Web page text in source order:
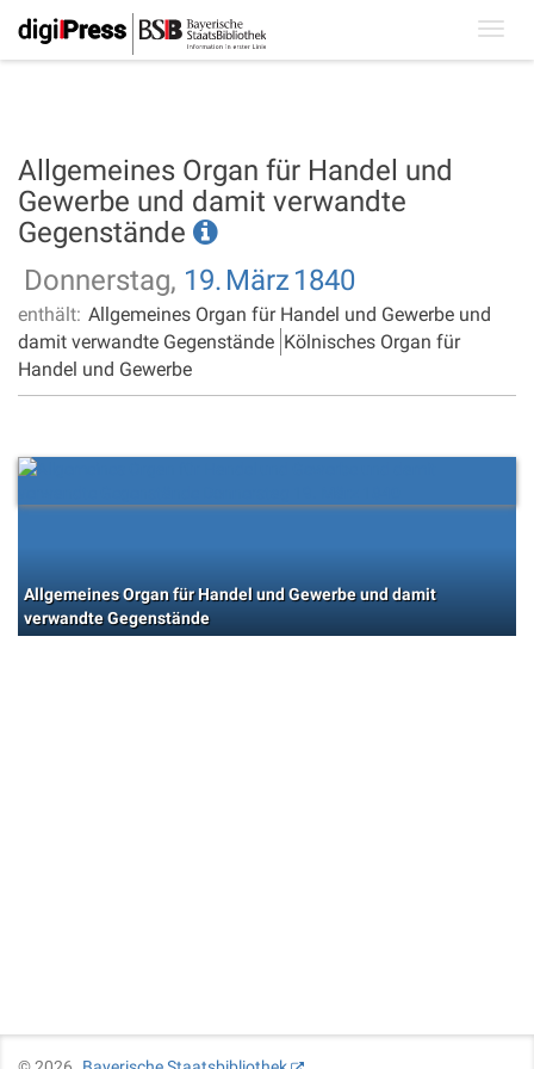
Allgemeines Organ für Handel und
Gewerbe und damit verwandte
Gegenstände
Donnerstag, 19. März 1840
enthält: Allgemeines Organ für Handel und Gewerbe und
damit verwandte Gegenstände Kölnisches Organ für
Handel und Gewerbe
Allgemeines Organ für Handel und Gewerbe und damit
verwandte Gegenstände